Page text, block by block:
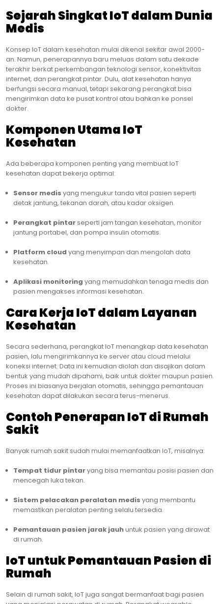
Sejarah Singkat IoT dalam Dunia
Medis
Konsep IoT dalam kesehatan mulai dikenal sekitar awal 2000-
an. Namun, penerapannya baru meluas dalam satu dekade
terakhir berkat perkembangan teknologi sensor, konektivitas
internet, dan perangkat pintar. Dulu, alat kesehatan hanya
berfungsi secara manual, tetapi sekarang perangkat bisa
mengirimkan data ke pusat kontrol atau bahkan ke ponsel
dokter.
Komponen Utama IoT
Kesehatan
Ada beberapa komponen penting yang membuat IoT
kesehatan dapat bekerja optimal:
Sensor medis yang mengukur tanda vital pasien seperti
detak jantung, tekanan darah, atau kadar oksigen.
Perangkat pintar seperti jam tangan kesehatan, monitor
jantung portabel, dan pompa insulin otomatis.
Platform cloud yang menyimpan dan mengolah data
kesehatan.
Aplikasi monitoring yang memudahkan tenaga medis dan
pasien mengakses informasi kesehatan.
Cara Kerja IoT dalam Layanan
Kesehatan
Secara sederhana, perangkat IoT menangkap data kesehatan
pasien, lalu mengirimkannya ke server atau cloud melalui
koneksi internet. Data ini kemudian diolah dan disajikan dalam
bentuk yang mudah dipahami, baik untuk dokter maupun pasien.
Proses ini biasanya berjalan otomatis, sehingga pemantauan
kesehatan dapat dilakukan secara terus-menerus.
Contoh Penerapan IoT di Rumah
Sakit
Banyak rumah sakit sudah mulai memanfaatkan IoT, misalnya:
Tempat tidur pintaryang bisa memantau posisi pasien dan
mencegah luka tekan.
Sistem pelacakan peralatan medis yang membantu
memastikan peralatan penting selalu tersedia.
Pemantauan pasien jarak jauhuntuk pasien yang dirawat
di rumah.
IoT untuk Pemantauan Pasien di
Rumah
Selain di rumah sakit, IoT juga sangat bermanfaat bagi pasien